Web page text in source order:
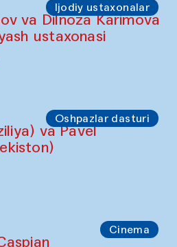
Ijodiy ustaxonalar
va Dilnoza Karimova
ustaxonasi
Oshpazlar dasturi